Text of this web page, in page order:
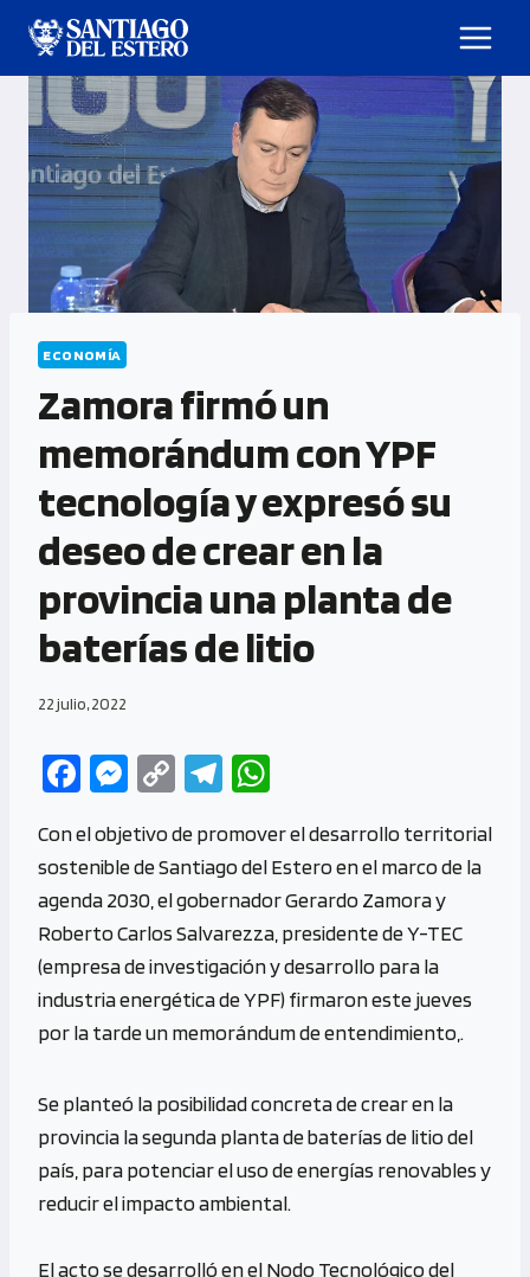
ECONOMÍA
Zamora firmó un
memorándum con YPF
tecnología y expresó su
deseo de crear en la
provincia una planta de
baterías de litio
22 julio, 2022
Fa
b
o
o
k
M
se
n
g
er
C
py
Li
n
k
Te
gr
a
m
at
s
A
p
p
Con el objetivo de promover el desarrollo territorial
sostenible de Santiago del Estero en el marco de la
agenda 2030, el gobernador Gerardo Zamora y
Roberto Carlos Salvarezza, presidente de Y-TEC
(empresa de investigación y desarrollo para la
industria energética de YPF) firmaron este jueves
por la tarde un memorándum de entendimiento,.
Se planteó la posibilidad concreta de crear en la
provincia la segunda planta de baterías de litio del
país, para potenciar el uso de energías renovables y
reducir el impacto ambiental.
El acto se desarrolló en el Nodo Tecnológico del